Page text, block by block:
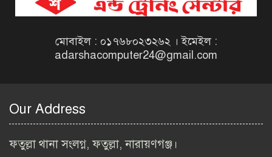
বেসরকারি সংস্থা সেতু (SETU)
Job Circular 2026
২০২৬ | BIWTA Job Circular
মোবাইল : ০১৭৬৮০২৩২৬২ । ইমেইল :
adarshacomputer24@gmail.com
Our Address
ফতুল্লা থানা সংলগ্ন, ফতুল্লা, নারায়ণগঞ্জ।